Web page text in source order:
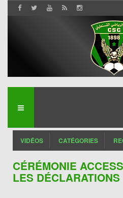
VIDÉOS CATÉGORIES
CÉRÉMONIE
LES DÉCLARATIONS